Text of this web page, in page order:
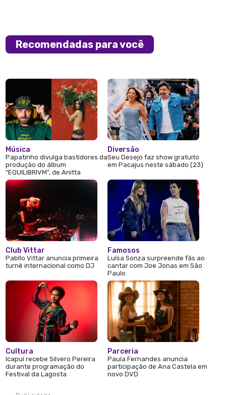
Recomendadas para você
Música
Papatinho divulga bastidores da
produção do álbum
“EQUILIBRIVM”, de Anitta
Club Vittar
Pabllo Vittar anuncia primeira
turnê internacional como DJ
Cultura
Icapuí recebe Silvero Pereira
durante programação do
Festival da Lagosta
Diversão
Seu Desejo faz show gratuito
em Pacajus neste sábado (23)
Famosos
Luísa Sonza surpreende fãs ao
cantar com Joe Jonas em São
Paulo
Parceria
Paula Fernandes anuncia
participação de Ana Castela em
novo DVD